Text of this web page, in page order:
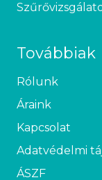
Továbbiak
Rólunk
Áraink
Kapcsolat
Adatvédelmi
ÁSZF